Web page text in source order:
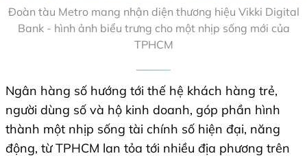
Đoàn tàu Metro mang nhận diện thương hiệu Vikki Digital
Bank - hình ảnh biểu trưng cho một nhịp sống mới của
TPHCM
Ngân hàng số hướng tới thế hệ khách hàng trẻ,
người dùng số và hộ kinh doanh, góp phần hình
thành một nhịp sống tài chính số hiện đại, năng
động, từ TPHCM lan tỏa tới nhiều địa phương trên